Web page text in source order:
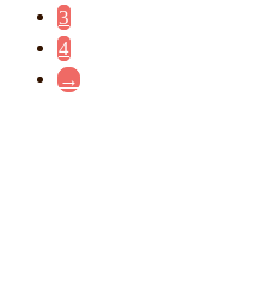
3
4
→